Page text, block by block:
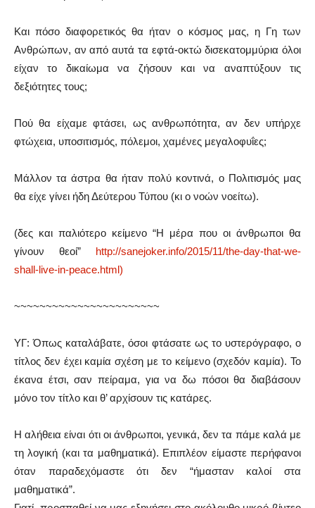
Και πόσο διαφορετικός θα ήταν ο κόσμος μας, η Γη των
Ανθρώπων, αν από αυτά τα εφτά-οκτώ δισεκατομμύρια όλοι
είχαν το δικαίωμα να ζήσουν και να αναπτύξουν τις
δεξιότητες τους;
Πού θα είχαμε φτάσει, ως ανθρωπότητα, αν δεν υπήρχε
φτώχεια, υποσιτισμός, πόλεμοι, χαμένες μεγαλοφυΐες;
Μάλλον τα άστρα θα ήταν πολύ κοντινά, ο Πολιτισμός μας
θα είχε γίνει ήδη Δεύτερου Τύπου (κι ο νοών νοείτω).
(δες και παλιότερο κείμενο “Η μέρα που οι άνθρωποι θα
γίνουν θεοί” http://sanejoker.info/2015/11/the-day-that-we-
shall-live-in-peace.html)
~~~~~~~~~~~~~~~~~~~~~~~
ΥΓ: Όπως καταλάβατε, όσοι φτάσατε ως το υστερόγραφο, ο
τίτλος δεν έχει καμία σχέση με το κείμενο (σχεδόν καμία). Το
έκανα έτσι, σαν πείραμα, για να δω πόσοι θα διαβάσουν
μόνο τον τίτλο και θ’ αρχίσουν τις κατάρες.
Η αλήθεια είναι ότι οι άνθρωποι, γενικά, δεν τα πάμε καλά με
τη λογική (και τα μαθηματικά). Επιπλέον είμαστε περήφανοι
όταν παραδεχόμαστε ότι δεν “ήμασταν καλοί στα
μαθηματικά”.